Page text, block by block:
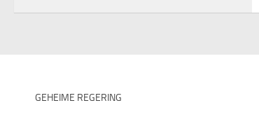
GEHEIME REGERING